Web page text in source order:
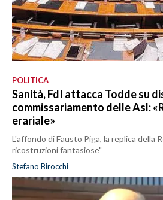
POLITICA
Sanità, FdI attacca Todde su
commissariamento delle Asl:
erariale»
L'affondo di Fausto Piga, la replica della
ricostruzioni fantasiose"
Stefano Birocchi